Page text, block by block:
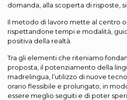
domanda, alla scoperta di risposte,
Il metodo di lavoro mette al centro
rispettandone tempi e modalità,
positiva della realtà.
Tra gli elementi che riteniamo
proposta, il potenziamento della
madrelingua, l’utilizzo di nuove
orario flessibile e prolungato, in
essere meglio seguiti e di poter